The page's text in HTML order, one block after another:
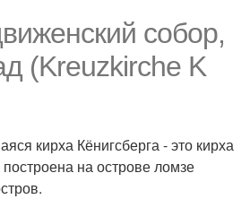
собор,
(Kreuzkirche K
кирха Кёнигсберга - это кирха
на острове ломзе